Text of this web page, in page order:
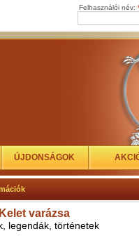
Felhasználói név:
ÚJDONSÁGOK
varázsa
legendák, történetek